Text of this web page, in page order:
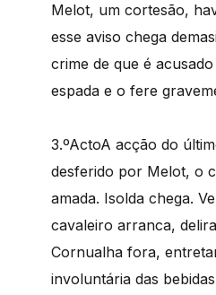
Melot, um cortesão,
esse aviso chega
crime de que é
espada e o fere
3.ºActoA acção do
desferido por Melot, o
amada. Isolda chega.
cavaleiro arranca,
Cornualha fora,
involuntária das